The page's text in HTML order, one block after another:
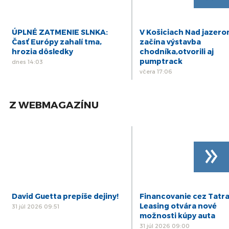
ÚPLNÉ ZATMENIE SLNKA:
Časť Európy zahalí tma,
hrozia dôsledky
dnes 14:03
V Košiciach Nad
začína výstavba
chodníka,otvorili aj
pumptrack
včera 17:06
Z WEBMAGAZÍNU
David Guetta prepíše dejiny!
31 júl 2026 09:51
Financovanie cez Tatra
Leasing otvára nové
možnosti kúpy auta
31 júl 2026 09:00
»